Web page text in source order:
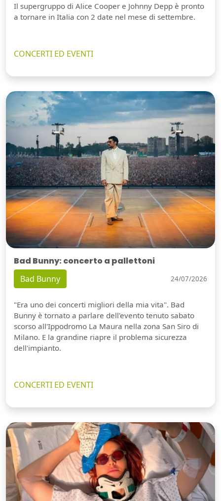
Il supergruppo di Alice Cooper e Johnny Depp è pronto
a tornare in Italia con 2 date nel mese di settembre.
CONCERTI ED EVENTI
Bad Bunny: concerto a pallettoni
Bad Bunny 24/07/2026
"Era uno dei concerti migliori della mia vita". Bad
Bunny è tornato a parlare dell'evento tenuto sabato
scorso all'Ippodromo La Maura nella zona San Siro di
Milano. E la grandine riapre il problema sicurezza
dell'impianto.
CONCERTI ED EVENTI